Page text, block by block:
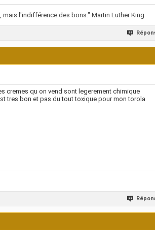
l'indifférence des bons." Martin Luther King
cremes qu on vend sont legerement chimique
tres bon et pas du tout toxique pour mon torola